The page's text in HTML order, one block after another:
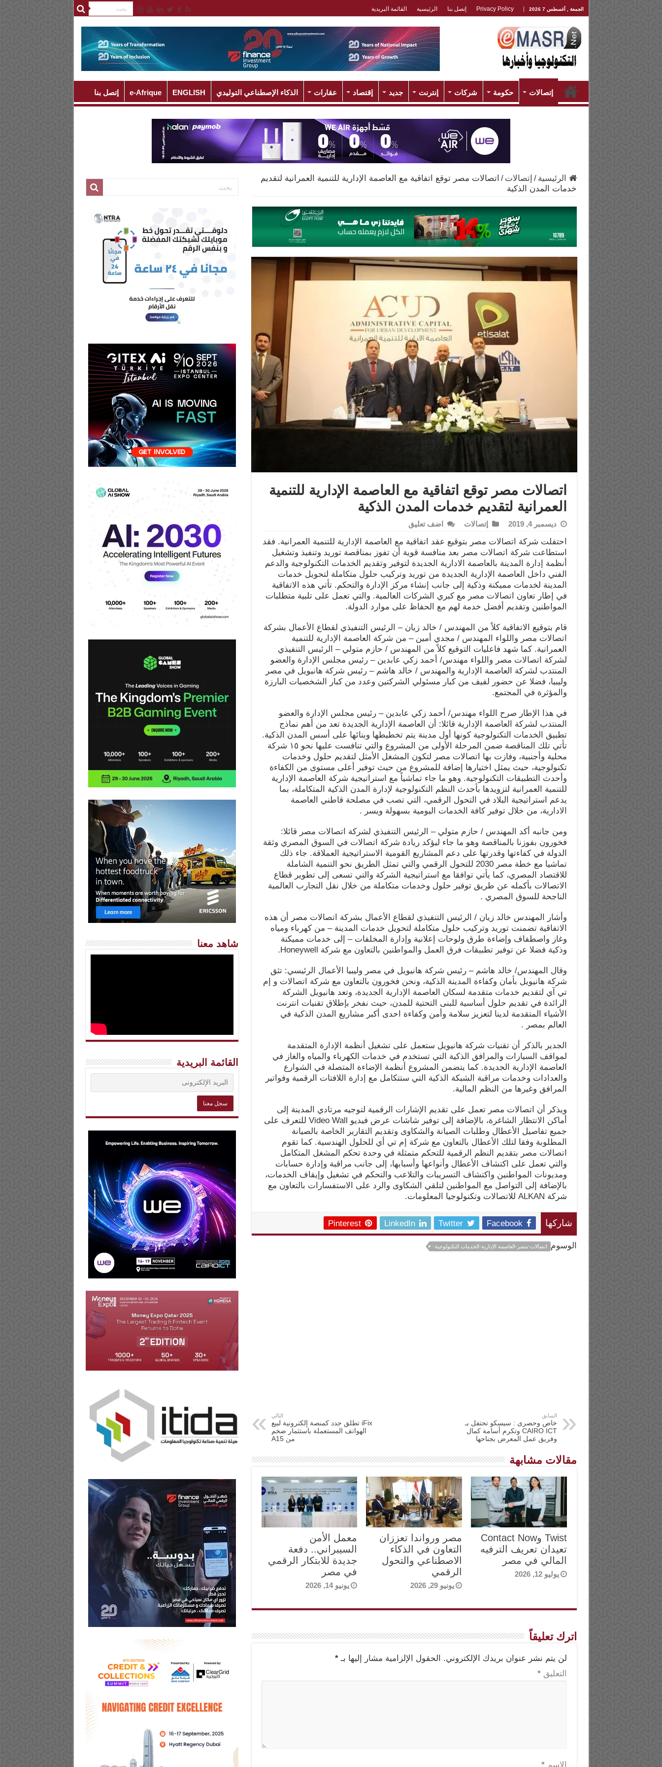
الجمعة , أغسطس 7 2026 Privacy Policy إتصل بنا الرئيسية القائمة البريدية
إتصالات حكومة شركات إنترنت جديد إقتصاد عقارات الذكاء الإصطناعي التوليدي ENGLISH
e-Afrique إتصل بنا
الرئيسية / إتصالات / اتصالات مصر توقع اتفاقية مع العاصمة الإدارية للتنمية العمرانية لتقديم
خدمات المدن الذكية
اتصالات مصر توقع اتفاقية مع العاصمة الإدارية للتنمية
العمرانية لتقديم خدمات المدن الذكية
ديسمبر 4, 2019 إتصالات اضف تعليق
احتفلت شركة اتصالات مصر بتوقيع عقد اتفاقية مع العاصمة الإدارية للتنمية العمرانية. فقد
استطاعت شركة اتصالات مصر بعد منافسة قوية أن تفوز بمناقصة توريد وتنفيذ وتشغيل
أنظمة إدارة المدينة بالعاصمة الادارية الجديدة لتوفير وتقديم الخدمات التكنولوجية والدعم
الفني داخل العاصمة الإدارية الجديدة من توريد وتركيب حلول متكاملة لتحويل خدمات
المدينة لخدمات مميكنة وذكية إلى جانب إنشاء مركز الإدارة والتحكم. تأتي هذه الاتفاقية
في إطار تعاون اتصالات مصر مع كبري الشركات العالمية. والتي تعمل على تلبية متطلبات
المواطنين وتقديم أفضل خدمة لهم مع الحفاظ على موارد الدولة.
قام بتوقيع الاتفاقية كلاً من المهندس / خالد زيان – الرئيس التنفيذي لقطاع الأعمال بشركة
اتصالات مصر واللواء المهندس / مجدي أمين – من شركة العاصمة الإدارية للتنمية
العمرانية. كما شهد فاعليات التوقيع كلاً من المهندس / حازم متولي – الرئيس التنفيذي
لشركة اتصالات مصر واللواء مهندس/ أحمد زكي عابدين – رئيس مجلس الإدارة والعضو
المنتدب لشركة العاصمة الإدارية والمهندس / خالد هاشم – رئيس شركة هانيويل في مصر
وليبيا، فضلا عن حضور لفيف من كبار مسئولي الشركتين وعدد من كبار الشخصيات البارزة
والمؤثرة في المجتمع.
في هذا الإطار صرح اللواء مهندس/ أحمد زكي عابدين – رئيس مجلس الإدارة والعضو
المنتدب لشركة العاصمة الإدارية قائلا: أن العاصمة الإدارية الجديدة تعد من أهم نماذج
تطبيق الخدمات التكنولوجية كونها أول مدينة يتم تخطيطها وبنائها على أسس المدن الذكية.
تأتي تلك المناقصة ضمن المرحلة الأولى من المشروع والتي تنافست عليها نحو ١٥ شركة
محلية وأجنبية، وفازت بها اتصالات مصر لتكون المشغل الأمثل لتقديم حلول وخدمات
تكنولوجية، حيث يمثل اختيارها إضافة للمشروع من حيث توفير أعلى مستوى من الكفاءة
وأحدث التطبيقات التكنولوجية. وهو ما جاء تماشياً مع استراتيجية شركة العاصمة الإدارية
للتنمية العمرانية لتزويدها بأحدث النظم التكنولوجية لإدارة المدن الذكية المتكاملة، بما
يدعم استراتيجية البلاد في التحول الرقمي، التي تصب في مصلحة قاطني العاصمة
الادارية، من خلال توفير كافة الخدمات اليومية بسهولة ويسر .
ومن جانبه أكد المهندس / حازم متولي – الرئيس التنفيذي لشركة اتصالات مصر قائلا:
فخورون بفوزنا بالمناقصة وهو ما جاء ليؤكد ريادة شركة اتصالات في السوق المصري وثقة
الدولة في كفاءتها وقدرتها على دعم المشاريع القومية الاستراتيجية العملاقة. جاء ذلك
تماشيا مع خطة مصر 2030 للتحول الرقمي والتي تمثل الطريق نحو التنمية الشاملة
للاقتصاد المصري، كما يأتي توافقا مع استراتيجية الشركة والتي تسعى إلى تطوير قطاع
الاتصالات بأكمله عن طريق توفير حلول وخدمات متكاملة من خلال نقل التجارب العالمية
الناجحة للسوق المصري .
وأشار المهندس خالد زيان / الرئيس التنفيذي لقطاع الأعمال بشركة اتصالات مصر أن هذه
الاتفاقية تضمنت توريد وتركيب حلول متكاملة لتحويل خدمات المدينة – من كهرباء ومياه
وغاز واصطفاف وإضاءة طرق ولوحات إعلانية وإدارة المخلفات – إلى خدمات مميكنة
وذكية فضلا عن توفير تطبيقات فرق العمل والمواطنين بالتعاون مع شركة Honeywell.
وقال المهندس/ خالد هاشم – رئيس شركة هانيويل في مصر وليبيا الأعمال الرئيسي: تثق
شركة هانيويل بأمان وكفاءة المدينة الذكية، ونحن فخورون بالتعاون مع شركة اتصالات و إم
تي آي لتقديم خدمات متقدمة لسكان العاصمة الإدارية الجديدة، وتعد هانيويل الشركة
الرائدة في تقديم حلول أساسية للبنى التحتية للمدن، حيث نفخر بإطلاق تقنيات انترنت
الأشياء المتقدمة لدينا لتعزيز سلامة وأمن وكفاءة احدى أكبر مشاريع المدن الذكية في
العالم بمصر .
الجدير بالذكر أن تقنيات شركة هانيويل ستعمل على تشغيل أنظمة الإدارة المتقدمة
لمواقف السيارات والمرافق الذكية التي تستخدم في خدمات الكهرباء والمياه والغاز في
العاصمة الإدارية الجديدة. كما يتضمن المشروع أنظمة الإضاءة المتصلة في الشوارع
والعدادات وخدمات مراقبة الشبكة الذكية التي ستتكامل مع إدارة اللافتات الرقمية وفواتير
المرافق وغيرها من النظم المالية.
ويذكر أن اتصالات مصر تعمل على تقديم الإشارات الرقمية لتوجيه مرتادي المدينة إلى
أماكن الانتظار الشاغرة، بالإضافة إلى توفير شاشات عرض فيديو Video Wall للتعرف على
جميع تفاصيل الأعطال وطلبات الصيانة والشكاوى وتقديم التقارير الخاصة بالصيانة
المطلوبة وفقا لتلك الأعطال بالتعاون مع شركة إم تي أي للحلول الهندسية. كما تقوم
اتصالات مصر بتقديم النظم الرقمية للتحكم متمثلة في وحدة تحكم المشغل المتكامل
والتي تعمل على اكتشاف الأعطال وأنواعها وأسبابها، إلى جانب مراقبة وإدارة حسابات
ومديونات المواطنين واكتشاف التسريبات والتلاعب والتحكم في تشغيل وإيقاف الخدمات،
بالإضافة إلى التواصل مع المواطنين لتلقي الشكاوى والرد على الاستفسارات بالتعاون مع
شركة ALKAN للاتصالات وتكنولوجيا المعلومات.
شاركها Facebook
Twitter
LinkedIn
Pinterest
الوسوم اتصالات-مصر-العاصمة الإدارية-الخدمات التكنولوجية-
السابق
خاص وحصرى : سيسكو تحتفل بـ
CAIRO ICT وتكرم أسامة كمال
وفريق عمل المعرض بجناحها
التالي
iFix تطلق جدد كمنصة إلكترونية لبيع
الهواتف المستعملة باستثمار ضخم
من A15
مقالات مشابهة
Twist وContact Now
تعيدان تعريف الترفيه
المالي في مصر
يوليو 12, 2026
مصر ورواندا تعززان
التعاون في الذكاء
الاصطناعي والتحول
الرقمي
يونيو 29, 2026
معمل الأمن
السيبراني.. دفعة
جديدة للابتكار الرقمي
في مصر
يونيو 14, 2026
اترك تعليقاً
لن يتم نشر عنوان بريدك الإلكتروني. الحقول الإلزامية مشار إليها بـ*
التعليق*
الاسم*
شاهد معنا
القائمة البريدية